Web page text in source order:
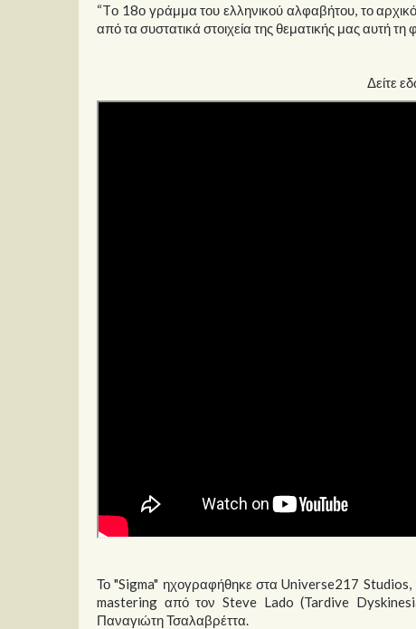
“Tο 18ο γράμμα του ελληνικού αλφαβήτου, το
από τα συστατικά στοιχεία της θεματικής μας αυτή τη
Δείτε
Το "Sigma" ηχογραφήθηκε στα Universe217 Studios,
mastering από τον Steve Lado (Tardive
Παναγιώτη Τσαλαβρέττα.